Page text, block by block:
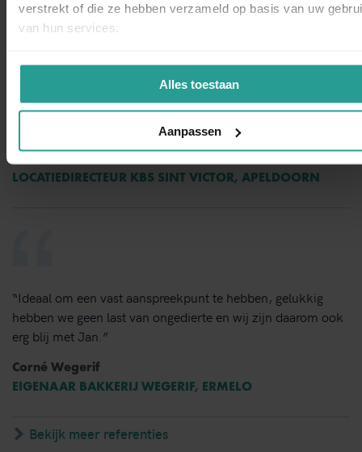
verstrekt of die ze hebben verzameld op basis van uw
van hun services.
Alles toestaan
Aanpassen
manier de ongedierte bestrijding uitgevoerd. Wij zijn zeer
tevreden over de snelheid van handelen de grondige wijze
van bestrijden en de vlotte follow up. Dit bedrijf bevelen wij
LOCATIEDIRECTEUR KBS SINT VICTOR, APELDOORN
“Ideaal om een vast aanspreekpunt te hebben, gelukkig
hebben we geen last van ongedierte en wij zijn daarom ook
erg blij met Jan.”
Corné Wegerif
EIGENAAR BAKKERIJ WEGERIF, ERMELO
Bekijk meer referenties